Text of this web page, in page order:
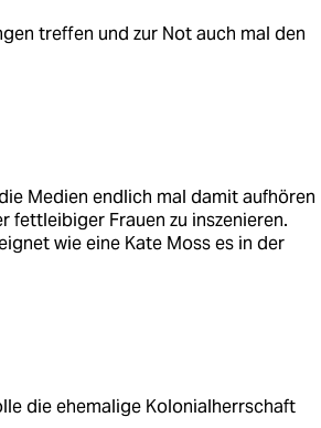
treffen und zur Not auch mal den
Medien endlich mal damit aufhören
Frauen zu inszenieren.
wie eine Kate Moss es in der
die ehemalige Kolonialherrschaft